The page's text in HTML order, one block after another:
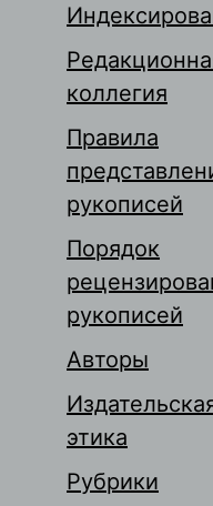
коллегия
Правила
рукописей
Порядок
рукописей
Авторы
этика
Рубрики